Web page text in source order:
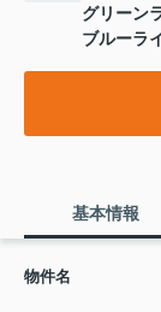
グリーン
ブルーラ
基本情報
物件名